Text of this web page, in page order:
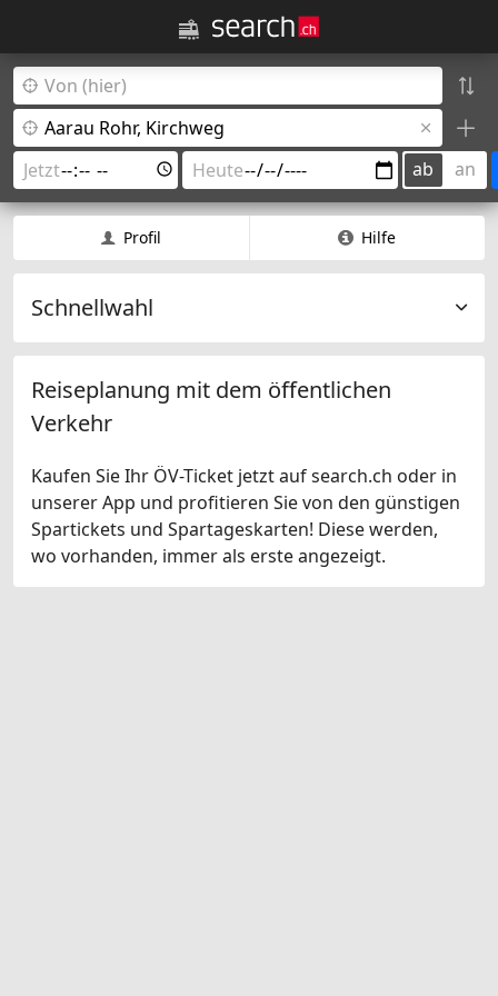
ab an
Profil Hilfe
Schnellwahl
Reiseplanung mit dem öffentlichen
Verkehr
Kaufen Sie Ihr ÖV-Ticket jetzt auf search.ch oder in
unserer App und profitieren Sie von den günstigen
Spartickets und Spartageskarten! Diese werden,
wo vorhanden, immer als erste angezeigt.